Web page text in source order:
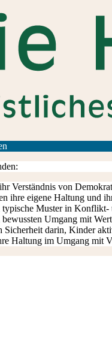
Verständnis von
ihre eigene Haltung und
typische Muster in Konflikt-
bewussten Umgang mit
Sicherheit darin, Kinder
Haltung im Umgang mit